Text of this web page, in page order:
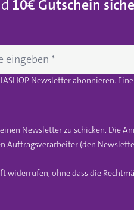
10€ Gutschein
Newsletter abonnieren.
Newsletter zu schicken. Die
(den
ohne dass die